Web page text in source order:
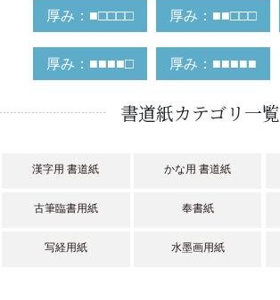
厚み：■□□□□ 厚み：■■□□□
厚み：■■■■□ 厚み：■■■■■
書道紙カテゴリ一覧
漢字用 書道紙 かな用 書道紙
古筆臨書用紙 奉書紙
写経用紙 水墨画用紙